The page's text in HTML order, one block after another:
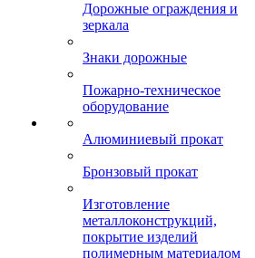
Дорожные ограждения и
зеркала
Знаки дорожные
Пожарно-техническое
оборудование
Алюминиевый прокат
Бронзовый прокат
Изготовление
металлоконструкций,
покрытие изделий
полимерным материалом